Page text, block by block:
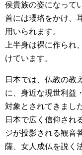
侯貴族の姿になって
首には瓔珞をかけ、
用いられます。
上半身は裸に作られ
けています。
日本では、仏教の教
に、身近な現世利益
対象とされてきまし
日本で広く信仰され
ジが投影される観音
薩、女人成仏を説く